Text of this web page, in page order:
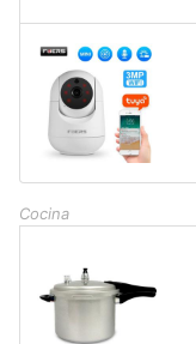
Cocina